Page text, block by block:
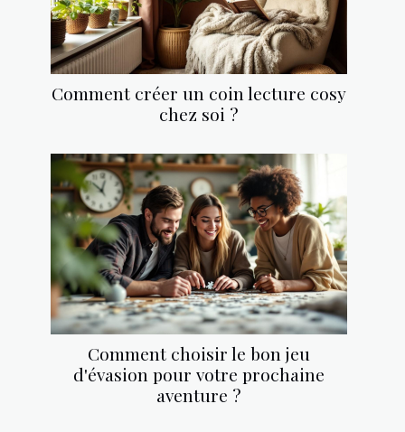
Comment créer un coin lecture cosy
chez soi ?
Comment choisir le bon jeu
d'évasion pour votre prochaine
aventure ?